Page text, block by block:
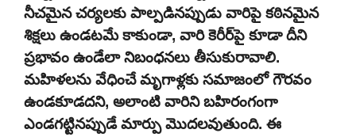
నీచమైన చర్యలకు పాల్పడినప్పుడు వారిపై కఠినమైన
శిక్షలు ఉండటమే కాకుండా, వారి కెరీర్‌పై కూడా దీని
ప్రభావం ఉండేలా నిబంధనలు తీసుకురావాలి.
మహిళలను వేధించే మృగాళ్లకు సమాజంలో గౌరవం
ఉండకూడదని, అలాంటి వారిని బహిరంగంగా
ఎండగట్టినప్పుడే మార్పు మొదలవుతుంది. ఈ